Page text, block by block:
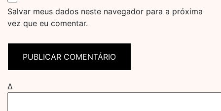
Salvar meus dados neste navegador para a próxima
vez que eu comentar.
Δ